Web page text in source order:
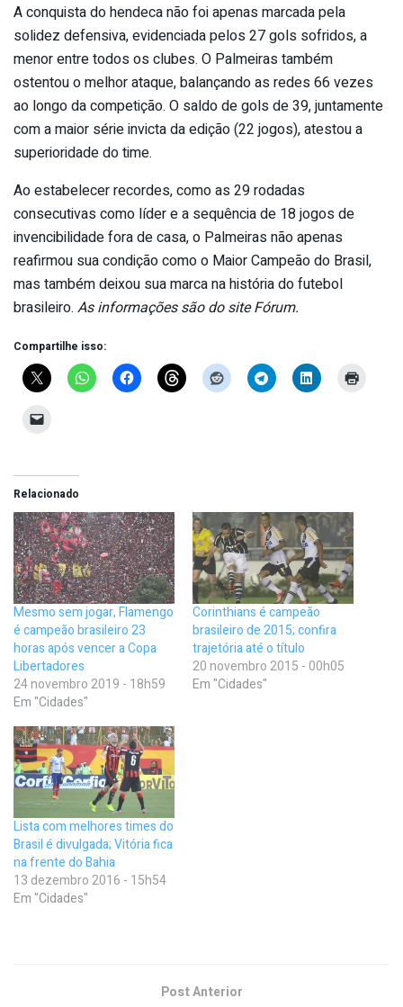
A conquista do hendeca não foi apenas marcada pela
solidez defensiva, evidenciada pelos 27 gols sofridos, a
menor entre todos os clubes. O Palmeiras também
ostentou o melhor ataque, balançando as redes 66 vezes
ao longo da competição. O saldo de gols de 39, juntamente
com a maior série invicta da edição (22 jogos), atestou a
superioridade do time.
Ao estabelecer recordes, como as 29 rodadas
consecutivas como líder e a sequência de 18 jogos de
invencibilidade fora de casa, o Palmeiras não apenas
reafirmou sua condição como o Maior Campeão do Brasil,
mas também deixou sua marca na história do futebol
brasileiro. As informações são do site Fórum.
Compartilhe isso:
Relacionado
Mesmo sem jogar, Flamengo
é campeão brasileiro 23
horas após vencer a Copa
Libertadores
24 novembro 2019 - 18h59
Em "Cidades"
Corinthians é campeão
brasileiro de 2015; confira
trajetória até o título
20 novembro 2015 - 00h05
Em "Cidades"
Lista com melhores times do
Brasil é divulgada; Vitória fica
na frente do Bahia
13 dezembro 2016 - 15h54
Em "Cidades"
Post Anterior